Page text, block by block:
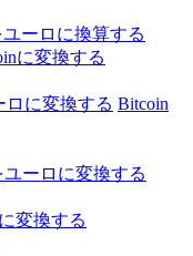
ユーロに換算する
に変換する
ロに変換する Bitcoin
ユーロに変換する
変換する